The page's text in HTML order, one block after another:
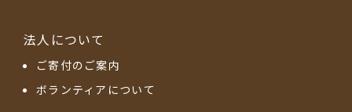
法人について
ご寄付のご案内
ボランティアについて